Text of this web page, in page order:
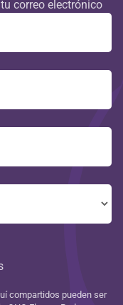
correo electrónico
compartidos pueden ser